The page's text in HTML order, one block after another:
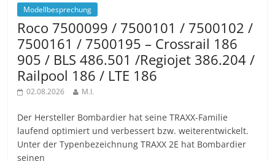
Modellbesprechung
Roco 7500099 / 7500101 / 7500102 /
7500161 / 7500195 – Crossrail 186
905 / BLS 486.501 /Regiojet 386.204 /
Railpool 186 / LTE 186
02.08.2026 M.I.
Der Hersteller Bombardier hat seine TRAXX-Familie
laufend optimiert und verbessert bzw. weiterentwickelt.
Unter der Typenbezeichnung TRAXX 2E hat Bombardier
seinen